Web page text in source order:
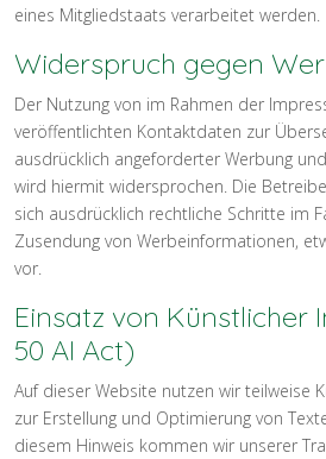
eines Mitgliedstaats verarbeitet werden.
Widerspruch gegen
Der Nutzung von im Rahmen der
veröffentlichten Kontaktdaten zur
ausdrücklich angeforderter Werbung
wird hiermit widersprochen. Die
sich ausdrücklich rechtliche Schritte im
Zusendung von Werbeinformationen,
vor.
Einsatz von Künstlicher
50 AI Act)
Auf dieser Website nutzen wir teilweise
zur Erstellung und Optimierung von
diesem Hinweis kommen wir unserer